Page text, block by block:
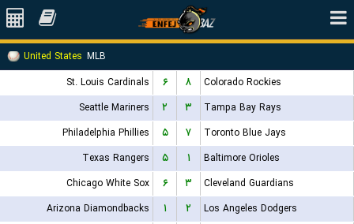
United States MLB
St. Louis Cardinals
۶ ۸
Colorado Rockies
Seattle Mariners
۲ ۳
Tampa Bay Rays
Philadelphia Phillies
۵ ۷
Toronto Blue Jays
Texas Rangers
۵ ۱
Baltimore Orioles
Chicago White Sox
۶ ۳
Cleveland Guardians
Arizona Diamondbacks
۱ ۲
Los Angeles Dodgers